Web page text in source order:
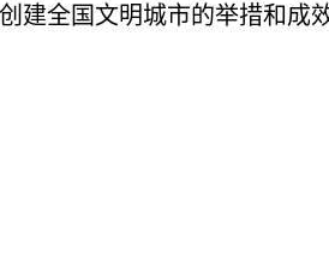
建全国文明城市的举措和